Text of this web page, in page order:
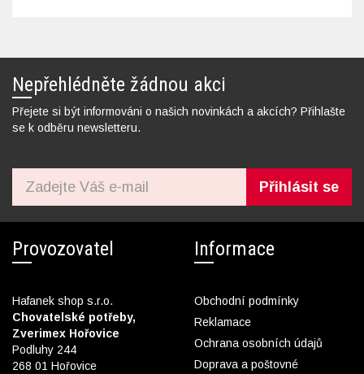
Nepřehlédněte žádnou akci
Přejete si být informováni o našich novinkách a akcích? Přihlašte
se k odběru newsletteru.
Přihlásit se
Provozovatel
Hafanek shop s.r.o.
Chovatelské potřeby,
Zverimex Hořovice
Podluhy 244
268 01 Hořovice
Informace
Obchodní podmínky
Reklamace
Ochrana osobních údajů
Doprava a poštovné